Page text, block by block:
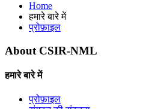
Home
हमारे बारे में
प्रोफ़ाइल
About CSIR-NML
हमारे बारे में
प्रोफ़ाइल